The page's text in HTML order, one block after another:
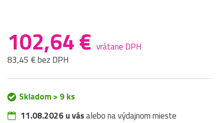
102,64 € vrátane DPH
83,45 € bez DPH
Skladom > 9 ks
11.08.2026 u vásalebo na výdajnom mieste